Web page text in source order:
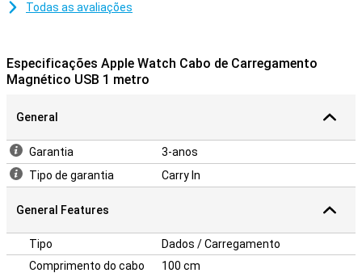
Todas as avaliações
Especificações Apple Watch Cabo de Carregamento
Magnético USB 1 metro
General
Garantia
3-anos
Tipo de garantia
Carry In
General Features
Tipo
Dados / Carregamento
Comprimento do cabo
100 cm